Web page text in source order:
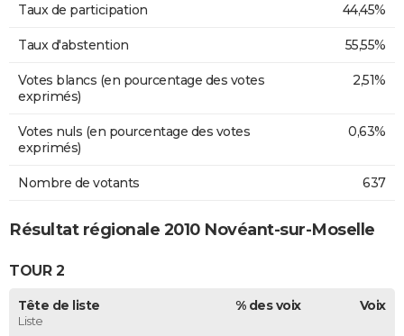
Taux de participation 44,45%
Taux d'abstention 55,55%
Votes blancs (en pourcentage des votes
exprimés)
2,51%
Votes nuls (en pourcentage des votes
exprimés)
0,63%
Nombre de votants 637
Résultat régionale 2010 Novéant-sur-Moselle
TOUR 2
Tête de liste
Liste
% des voix Voix